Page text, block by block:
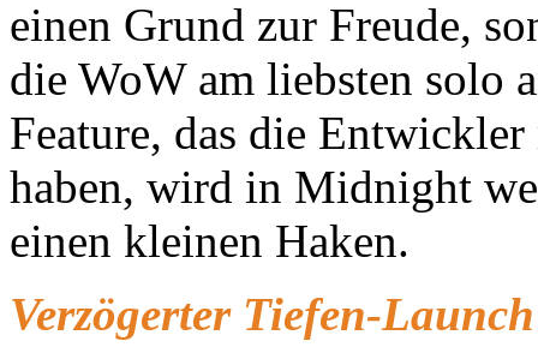
einen Grund zur Freude,
die WoW am liebsten solo
Feature, das die
haben, wird in Midnight
einen kleinen Haken.
Verzögerter Tiefen-